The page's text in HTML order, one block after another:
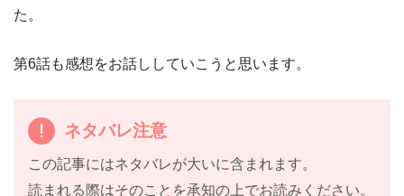
た。
第6話も感想をお話ししていこうと思います。
ネタバレ注意
この記事にはネタバレが大いに含まれます。
読まれる際はそのことを承知の上でお読みください。